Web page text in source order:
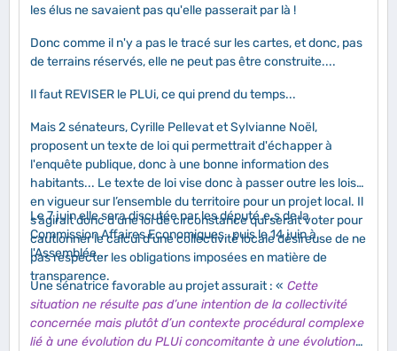
les élus ne savaient pas qu'elle passerait par là !
Donc comme il n'y a pas le tracé sur les cartes, et donc, pas
de terrains réservés, elle ne peut pas être construite....
Il faut REVISER le PLUi, ce qui prend du temps...
Mais 2 sénateurs, Cyrille Pellevat et Sylvianne Noël,
proposent un texte de loi qui permettrait d'échapper à
l'enquête publique, donc à une bonne information des
habitants... Le texte de loi vise donc à passer outre les lois
en vigueur sur l’ensemble du territoire pour un projet local. Il
s’agirait donc d’une loi de circonstance qui serait voter pour
cautionner le calcul d’une collectivité locale désireuse de ne
pas respecter les obligations imposées en matière de
transparence.
Le 7 juin elle sera discutée par les député.e.s de la
Commission Affaires Economiques, puis le 14 juin à
l'Assemblée...
Une sénatrice favorable au projet assurait : « Cette
situation ne résulte pas d’une intention de la collectivité
concernée mais plutôt d’un contexte procédural complexe
lié à une évolution du PLUi concomitante à une évolution